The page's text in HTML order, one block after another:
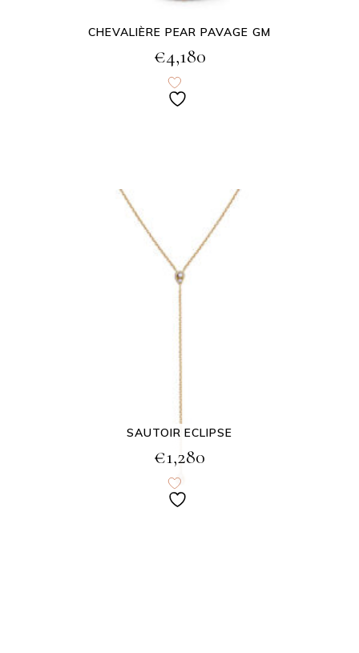
CHEVALIÈRE PEAR PAVAGE GM
€4,180
SAUTOIR ECLIPSE
€1,280